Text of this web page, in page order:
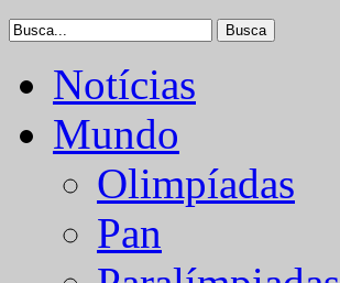
Notícias
Mundo
Olimpíadas
Pan